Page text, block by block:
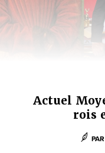
Actuel
rois
PAR